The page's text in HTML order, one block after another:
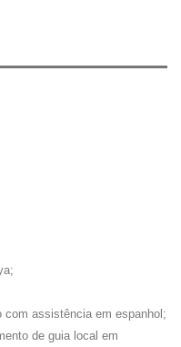
com assistência em espanhol;
de guia local em